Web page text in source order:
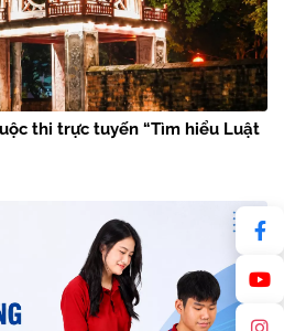
thi trực tuyến “Tìm hiểu Luật